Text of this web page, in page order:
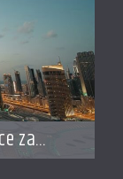
za